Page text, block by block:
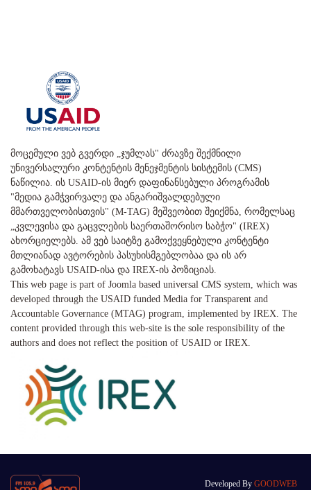
მოცემული ვებ გვერდი „ჯუმლას" ძრავზე შექმნილი
უნივერსალური კონტენტის მენეჯმენტის სისტემის (CMS)
ნაწილია. ის USAID-ის მიერ დაფინანსებული პროგრამის
"მედია გამჭვირვალე და ანგარიშვალდებული
მმართველობისთვის" (M-TAG) მეშვეობით შეიქმნა, რომელსაც
„კვლევისა და გაცვლების საერთაშორისო საბჭო" (IREX)
ახორციელებს. ამ ვებ საიტზე გამოქვეყნებული კონტენტი
მთლიანად ავტორების პასუხისმგებლობაა და ის არ
გამოხატავს USAID-ისა და IREX-ის პოზიციას.
This web page is part of Joomla based universal CMS system, which was
developed through the USAID funded Media for Transparent and
Accountable Governance (MTAG) program, implemented by IREX. The
content provided through this web-site is the sole responsibility of the
authors and does not reflect the position of USAID or IREX.
Developed By GOODWEB